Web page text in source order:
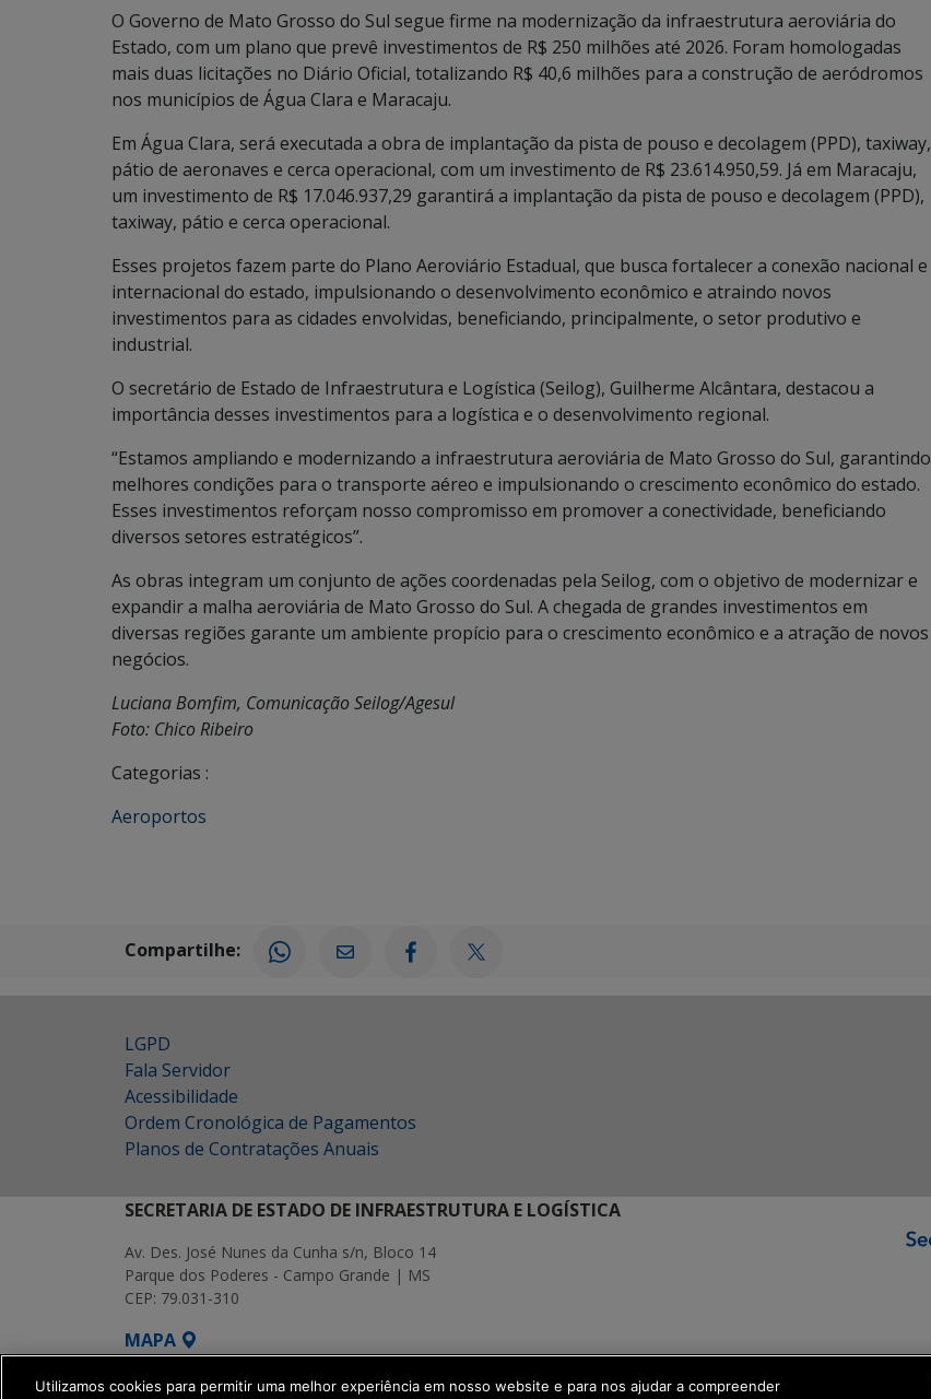
O Governo de Mato Grosso do Sul segue firme na modernização da infraestrutura aeroviária do
Estado, com um plano que prevê investimentos de R$ 250 milhões até 2026. Foram homologadas
mais duas licitações no Diário Oficial, totalizando R$ 40,6 milhões para a construção de aeródromos
nos municípios de Água Clara e Maracaju.
Em Água Clara, será executada a obra de implantação da pista de pouso e decolagem (PPD), taxiway,
pátio de aeronaves e cerca operacional, com um investimento de R$ 23.614.950,59. Já em Maracaju,
um investimento de R$ 17.046.937,29 garantirá a implantação da pista de pouso e decolagem (PPD),
taxiway, pátio e cerca operacional.
Esses projetos fazem parte do Plano Aeroviário Estadual, que busca fortalecer a conexão nacional e
internacional do estado, impulsionando o desenvolvimento econômico e atraindo novos
investimentos para as cidades envolvidas, beneficiando, principalmente, o setor produtivo e
industrial.
O secretário de Estado de Infraestrutura e Logística (Seilog), Guilherme Alcântara, destacou a
importância desses investimentos para a logística e o desenvolvimento regional.
“Estamos ampliando e modernizando a infraestrutura aeroviária de Mato Grosso do Sul, garantindo
melhores condições para o transporte aéreo e impulsionando o crescimento econômico do estado.
Esses investimentos reforçam nosso compromisso em promover a conectividade, beneficiando
diversos setores estratégicos”.
As obras integram um conjunto de ações coordenadas pela Seilog, com o objetivo de modernizar e
expandir a malha aeroviária de Mato Grosso do Sul. A chegada de grandes investimentos em
diversas regiões garante um ambiente propício para o crescimento econômico e a atração de novos
negócios.
Luciana Bomfim, Comunicação Seilog/Agesul
Foto: Chico Ribeiro
Categorias :
Aeroportos
Compartilhe:
LGPD
Fala Servidor
Acessibilidade
Ordem Cronológica de Pagamentos
Planos de Contratações Anuais
SECRETARIA DE ESTADO DE INFRAESTRUTURA E LOGÍSTICA
Av. Des. José Nunes da Cunha s/n, Bloco 14
Parque dos Poderes - Campo Grande | MS
CEP: 79.031-310
MAPA
SETDIG | Secretaria-Executiva de Transformação Digital
Utilizamos cookies para permitir uma melhor experiência em nosso website e para nos ajudar a compreender